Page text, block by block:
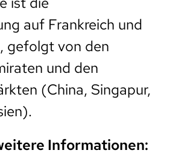
auf Frankreich und
gefolgt von den
und den
(China, Singapur,
Informationen: